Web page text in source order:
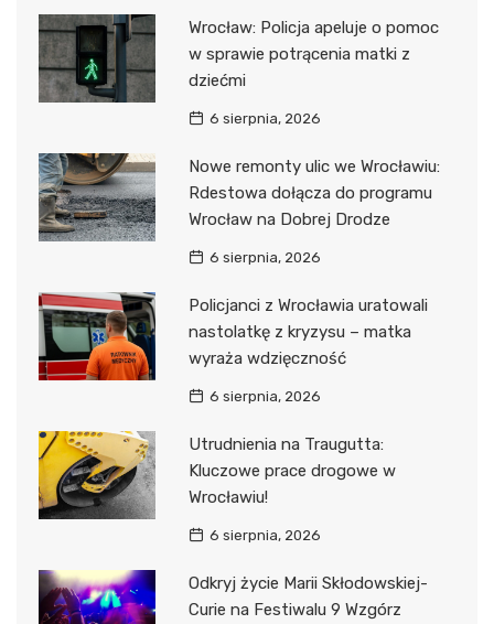
Wrocław: Policja apeluje o pomoc
w sprawie potrącenia matki z
dziećmi
6 sierpnia, 2026
Nowe remonty ulic we Wrocławiu:
Rdestowa dołącza do programu
Wrocław na Dobrej Drodze
6 sierpnia, 2026
Policjanci z Wrocławia uratowali
nastolatkę z kryzysu – matka
wyraża wdzięczność
6 sierpnia, 2026
Utrudnienia na Traugutta:
Kluczowe prace drogowe w
Wrocławiu!
6 sierpnia, 2026
Odkryj życie Marii Skłodowskiej-
Curie na Festiwalu 9 Wzgórz